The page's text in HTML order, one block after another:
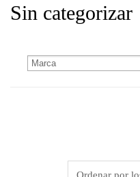
Sin categorizar